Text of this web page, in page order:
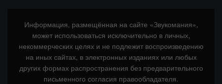
Информация, размещённая на сайте «Звукомания»,
может использоваться исключительно в личных,
некоммерческих целях и не подлежит воспроизведению
на иных сайтах, в электронных изданиях или любых
других формах распространения без предварительного
письменного согласия правообладателя.